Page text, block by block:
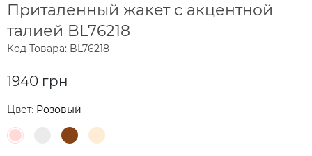
Приталенный жакет с акцентной
талией BL76218
Код Товара: BL76218
1940 грн
Цвет: Розовый